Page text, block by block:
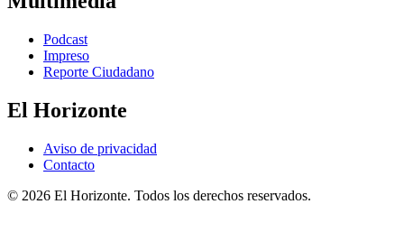
Podcast
Impreso
Reporte Ciudadano
El Horizonte
Aviso de privacidad
Contacto
© 2026 El Horizonte. Todos los derechos reservados.